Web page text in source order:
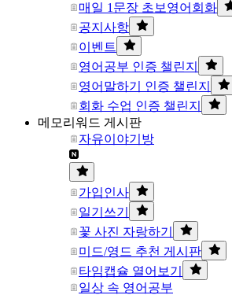
매일 1문장 초보영어회화
공지사항
이벤트
영어공부 인증 챌린지
영어말하기 인증 챌린지
회화 수업 인증 챌린지
메모리워드 게시판
자유이야기방
가입인사
일기쓰기
꽃 사진 자랑하기
미드/영드 추천 게시판
타임캡슐 열어보기
일상 속 영어공부